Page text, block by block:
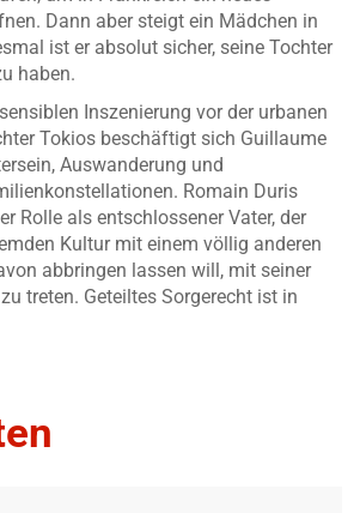
Dann aber steigt ein Mädchen in
ist er absolut sicher, seine Tochter
haben.
Inszenierung vor der urbanen
Tokios beschäftigt sich Guillaume
Auswanderung und
Romain Duris
Rolle als entschlossener Vater, der
Kultur mit einem völlig anderen
abbringen lassen will, mit seiner
treten. Geteiltes Sorgerecht ist in